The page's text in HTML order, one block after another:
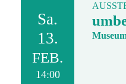
Sa.
13.
FEB.
14:00